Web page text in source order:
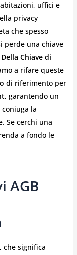
uffici e
privacy
che spesso
perde una chiave
Della Chiave di
a rifare queste
di riferimento per
, garantendo un
la
Se cerchi una
a fondo le
AGB
che significa